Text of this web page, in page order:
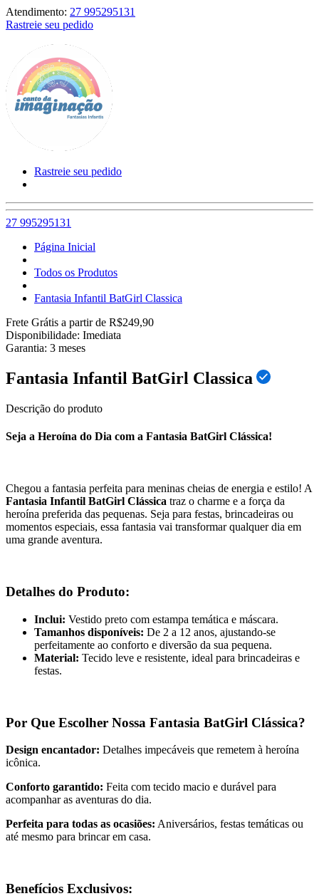
Atendimento: 27 995295131
Rastreie seu pedido
Rastreie seu pedido
27 995295131
Página Inicial
Todos os Produtos
Fantasia Infantil BatGirl Classica
Frete Grátis a partir de R$249,90
Disponibilidade: Imediata
Garantia: 3 meses
Fantasia Infantil BatGirl Classica
Descrição do produto
Seja a Heroína do Dia com a Fantasia BatGirl Clássica!
Chegou a fantasia perfeita para meninas cheias de energia e estilo! A
Fantasia Infantil BatGirl Clássica traz o charme e a força da
heroína preferida das pequenas. Seja para festas, brincadeiras ou
momentos especiais, essa fantasia vai transformar qualquer dia em
uma grande aventura.
Detalhes do Produto:
Inclui: Vestido preto com estampa temática e máscara.
Tamanhos disponíveis: De 2 a 12 anos, ajustando-se
perfeitamente ao conforto e diversão da sua pequena.
Material: Tecido leve e resistente, ideal para brincadeiras e
festas.
Por Que Escolher Nossa Fantasia BatGirl Clássica?
Design encantador: Detalhes impecáveis que remetem à heroína
icônica.
Conforto garantido: Feita com tecido macio e durável para
acompanhar as aventuras do dia.
Perfeita para todas as ocasiões: Aniversários, festas temáticas ou
até mesmo para brincar em casa.
Benefícios Exclusivos: